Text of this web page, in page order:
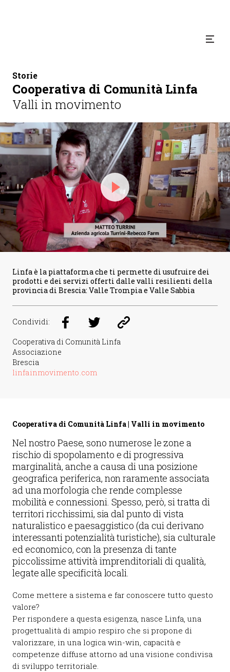
Storie
Cooperativa di Comunità Linfa
Valli in movimento
Linfa è la piattaforma che ti permette di usufruire dei
prodotti e dei servizi offerti dalle valli resilienti della
provincia di Brescia: Valle Trompia e Valle Sabbia
Condividi:
Cooperativa di Comunità Linfa
Associazione
Brescia
linfainmovimento.com
Cooperativa di Comunità Linfa | Valli in movimento
Nel nostro Paese, sono numerose le zone a
rischio di spopolamento e di progressiva
marginalità, anche a causa di una posizione
geografica periferica, non raramente associata
ad una morfologia che rende complesse
mobilità e connessioni. Spesso, però, si tratta di
territori ricchissimi, sia dal punto di vista
naturalistico e paesaggistico (da cui derivano
interessanti potenzialità turistiche), sia culturale
ed economico, con la presenza di tante
piccolissime attività imprenditoriali di qualità,
legate alle specificità locali.
Come mettere a sistema e far conoscere tutto questo
valore?
Per rispondere a questa esigenza, nasce Linfa, una
progettualità di ampio respiro che si propone di
valorizzare, in una logica win-win, capacità e
competenze diffuse attorno ad una visione condivisa
di sviluppo territoriale.